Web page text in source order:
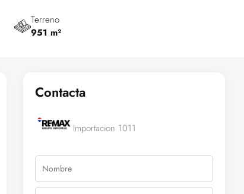
Terreno
951 m²
Contacta
Importacion 1011